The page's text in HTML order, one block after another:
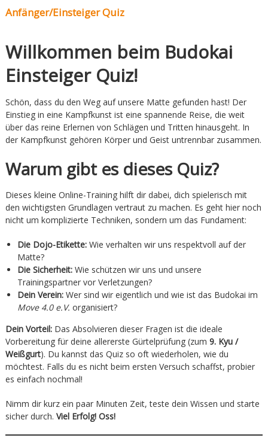
Verein
Anfänger/Einsteiger Quiz
Willkommen beim Budokai
Einsteiger Quiz!
Schön, dass du den Weg auf unsere Matte gefunden hast! Der
Einstieg in eine Kampfkunst ist eine spannende Reise, die weit
über das reine Erlernen von Schlägen und Tritten hinausgeht. In
der Kampfkunst gehören Körper und Geist untrennbar zusammen.
Warum gibt es dieses Quiz?
Dieses kleine Online-Training hilft dir dabei, dich spielerisch mit
den wichtigsten Grundlagen vertraut zu machen. Es geht hier noch
nicht um komplizierte Techniken, sondern um das Fundament:
Die Dojo-Etikette:Wie verhalten wir uns respektvoll auf der
Matte?
Die Sicherheit:Wie schützen wir uns und unsere
Trainingspartner vor Verletzungen?
Dein Verein:Wer sind wir eigentlich und wie ist das Budokai im
Move 4.0 e.V. organisiert?
Dein Vorteil:Das Absolvieren dieser Fragen ist die ideale
Vorbereitung für deine allererste Gürtelprüfung (zum 9. Kyu /
Weißgurt). Du kannst das Quiz so oft wiederholen, wie du
möchtest. Falls du es nicht beim ersten Versuch schaffst, probier
es einfach nochmal!
Nimm dir kurz ein paar Minuten Zeit, teste dein Wissen und starte
sicher durch. Viel Erfolg! Oss!